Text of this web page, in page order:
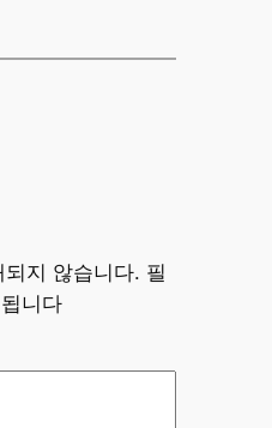
지 않습니다. 필
니다